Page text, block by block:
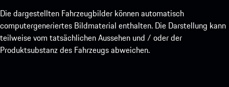
Die dargestellten Fahrzeugbilder können automatisch
computergeneriertes Bildmaterial enthalten. Die Darstellung kann
teilweise vom tatsächlichen Aussehen und / oder der
Produktsubstanz des Fahrzeugs abweichen.